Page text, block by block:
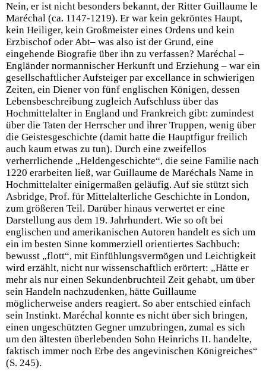
Nein, er ist nicht besonders bekannt, der Ritter Guillaume le
Maréchal (ca. 1147-1219). Er war kein gekröntes Haupt,
kein Heiliger, kein Großmeister eines Ordens und kein
Erzbischof oder Abt– was also ist der Grund, eine
eingehende Biografie über ihn zu verfassen? Maréchal –
Engländer normannischer Herkunft und Erziehung – war ein
gesellschaftlicher Aufsteiger par excellance in schwierigen
Zeiten, ein Diener von fünf englischen Königen, dessen
Lebensbeschreibung zugleich Aufschluss über das
Hochmittelalter in England und Frankreich gibt: zumindest
über die Taten der Herrscher und ihrer Truppen, wenig über
die Geistesgeschichte (damit hatte die Hauptfigur freilich
auch kaum etwas zu tun). Durch eine zweifellos
verherrlichende „Heldengeschichte“, die seine Familie nach
1220 erarbeiten ließ, war Guillaume de Maréchals Name in
Hochmittelalter einigermaßen geläufig. Auf sie stützt sich
Asbridge, Prof. für Mittelalterliche Geschichte in London,
zum größeren Teil. Darüber hinaus verwertet er eine
Darstellung aus dem 19. Jahrhundert. Wie so oft bei
englischen und amerikanischen Autoren handelt es sich um
ein im besten Sinne kommerziell orientiertes Sachbuch:
bewusst „flott“, mit Einfühlungsvermögen und Leichtigkeit
wird erzählt, nicht nur wissenschaftlich erörtert: „Hätte er
mehr als nur einen Sekundenbruchteil Zeit gehabt, um über
sein Handeln nachzudenken, hätte Guillaume
möglicherweise anders reagiert. So aber entschied einfach
sein Instinkt. Maréchal konnte es nicht über sich bringen,
einen ungeschützten Gegner umzubringen, zumal es sich
um den ältesten überlebenden Sohn Heinrichs II. handelte,
faktisch immer noch Erbe des angevinischen Königreiches“
(S. 245).